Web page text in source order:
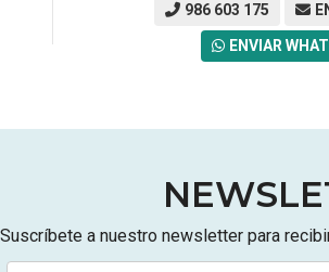
986 603 175
ENVIAR
Suscríbete a nuestro newsletter para